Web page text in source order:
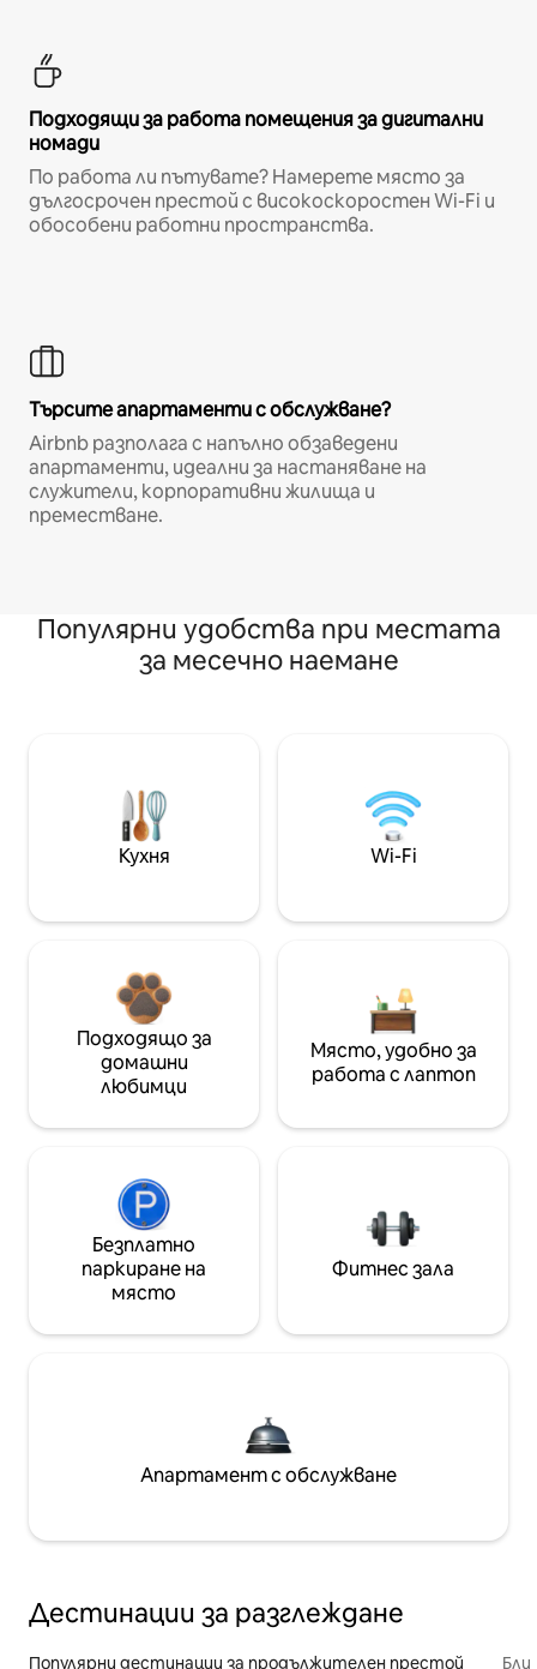
Подходящи за работа помещения за дигитални
номади
По работа ли пътувате? Намерете място за
дългосрочен престой с високоскоростен Wi-Fi и
обособени работни пространства.
Търсите апартаменти с обслужване?
Airbnb разполага с напълно обзаведени
апартаменти, идеални за настаняване на
служители, корпоративни жилища и
преместване.
Популярни удобства при местата
за месечно наемане
Кухня Wi-Fi
Подходящо за
домашни
любимци
Място, удобно за
работа с лаптоп
Безплатно
паркиране на
място
Фитнес зала
Апартамент с обслужване
Дестинации за разглеждане
Популярни дестинации за продължителен престой